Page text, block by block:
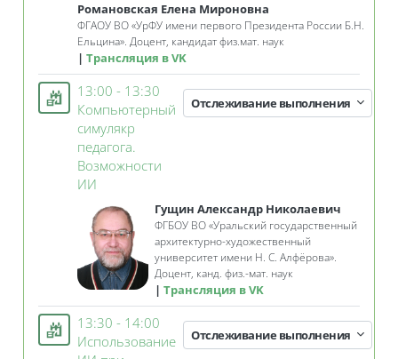
Романовская Елена Мироновна
ФГАОУ ВО«УрФУ имени первого Президента России Б.Н.
Ельцина». Доцент, кандидат физ.мат. наук
Трансляция в VK
13:00 - 13:30
Компьютерный
симулякр
педагога.
Возможности
ИИ
Отслеживание выполнения
Гущин Александр Николаевич
ФГБОУ ВО «Уральский государственный
архитектурно-художественный
университет имени Н. С. Алфёрова».
Доцент, канд. физ.-мат. наук
Трансляция в VK
13:30 - 14:00
Использование
Отслеживание выполнения